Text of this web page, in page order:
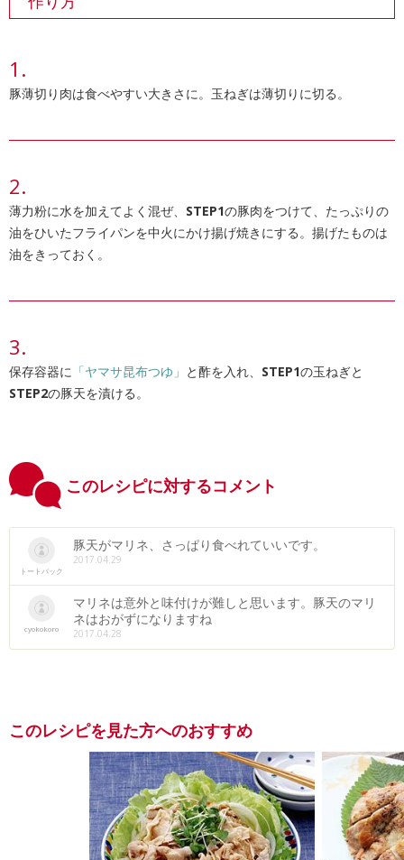
豚薄切り肉は食べやすい大きさに。玉ねぎは薄切りに切る。
薄力粉に水を加えてよく混ぜ、 STEP1の豚肉をつけて、たっぷりの
油をひいたフライパンを中火にかけ揚げ焼きにする。揚げたものは
油をきっておく。
保存容器に 「ヤマサ昆布つゆ」 と酢を入れ、 STEP1の玉ねぎと
STEP2の豚天を漬ける。
このレシピに対するコメント
トートバック
豚天がマリネ、さっぱり食べれていいです。
2017.04.29
cyokokoro
マリネは意外と味付けが難しと思います。豚天のマリ
ネはおがずになりますね
2017.04.28
このレシピを見た方へのおすすめ